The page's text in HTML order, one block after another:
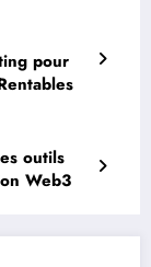
pour
outils
Web3